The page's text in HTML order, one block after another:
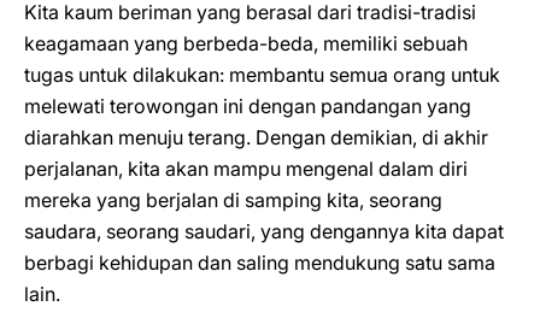
Kita kaum beriman yang berasal dari tradisi-tradisi
keagamaan yang berbeda-beda, memiliki sebuah
tugas untuk dilakukan: membantu semua orang untuk
melewati terowongan ini dengan pandangan yang
diarahkan menuju terang. Dengan demikian, di akhir
perjalanan, kita akan mampu mengenal dalam diri
mereka yang berjalan di samping kita, seorang
saudara, seorang saudari, yang dengannya kita dapat
berbagi kehidupan dan saling mendukung satu sama
lain.